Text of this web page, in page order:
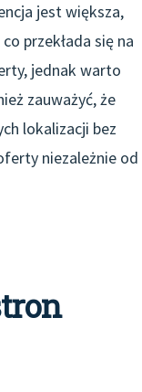
jest większa,
przekłada się na
jednak warto
zauważyć, że
lokalizacji bez
niezależnie od